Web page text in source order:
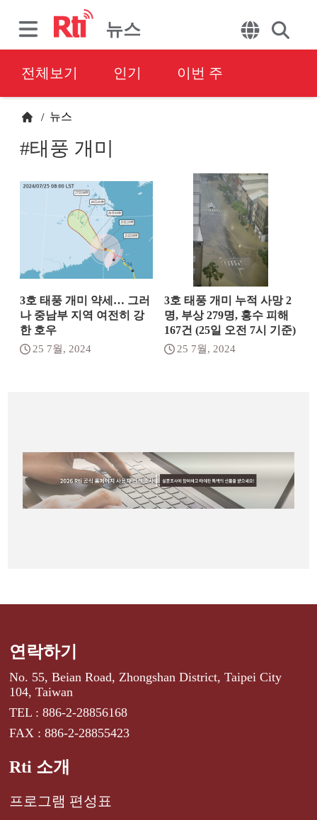
뉴스
전체보기 인기 이번 주
/ 뉴스
#태풍 개미
3호 태풍 개미 약세… 그러
나 중남부 지역 여전히 강
한 호우
25 7월, 2024
3호 태풍 개미 누적 사망 2
명, 부상 279명, 홍수 피해
167건 (25일 오전 7시 기준)
25 7월, 2024
연락하기
No. 55, Beian Road, Zhongshan District, Taipei City
104, Taiwan
TEL : 886-2-28856168
FAX : 886-2-28855423
Rti 소개
프로그램 편성표